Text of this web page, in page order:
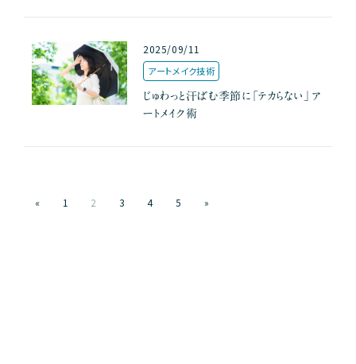
2025/09/11
アートメイク技術
じゅわっと汗ばむ季節に「テカらない」ア
ートメイク術
« 1 2 3 4 5 »